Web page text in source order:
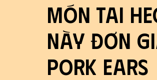
Món Tai
Này Đơn
Pork Ears